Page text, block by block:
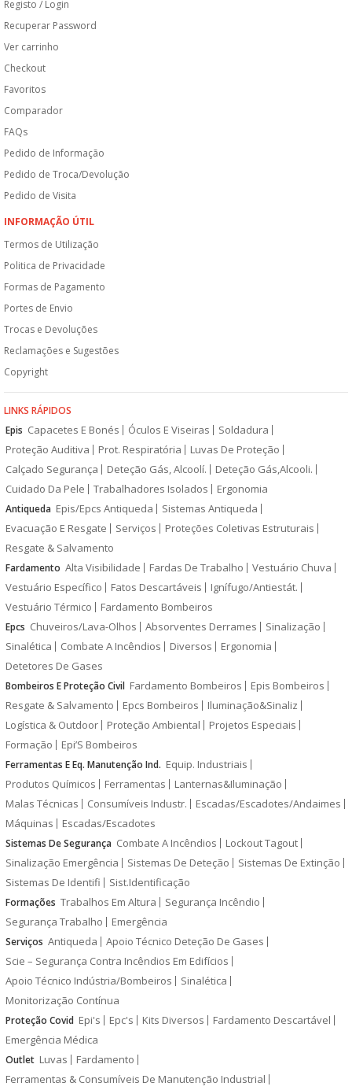
Registo / Login
Recuperar Password
Ver carrinho
Checkout
Favoritos
Comparador
FAQs
Pedido de Informação
Pedido de Troca/Devolução
Pedido de Visita
INFORMAÇÃO ÚTIL
Termos de Utilização
Politica de Privacidade
Formas de Pagamento
Portes de Envio
Trocas e Devoluções
Reclamações e Sugestões
Copyright
LINKS RÁPIDOS
Epis Capacetes E Bonés Óculos E Viseiras
Soldadura
Proteção Auditiva
Prot. Respiratória
Luvas De Proteção
Calçado Segurança
Deteção Gás, Alcoolí.
Deteção Gás,Alcooli.
Cuidado Da Pele
Trabalhadores Isolados Ergonomia
Antiqueda Epis/Epcs Antiqueda
Sistemas Antiqueda
Evacuação E Resgate
Serviços
Proteções Coletivas Estruturais
Resgate & Salvamento
Fardamento Alta Visibilidade Fardas De Trabalho
Vestuário Chuva
Vestuário Específico
Fatos Descartáveis
Ignífugo/Antiestát.
Vestuário Térmico
Fardamento Bombeiros
Epcs Chuveiros/Lava-Olhos Absorventes Derrames
Sinalização
Sinalética
Combate A Incêndios Diversos
Ergonomia
Detetores De Gases
Bombeiros E Proteção Civil Fardamento Bombeiros
Epis Bombeiros
Resgate & Salvamento
Epcs Bombeiros
Iluminação&Sinaliz
Logística & Outdoor
Proteção Ambiental
Projetos Especiais
Formação
Epi’S Bombeiros
Ferramentas E Eq. Manutenção Ind. Equip. Industriais
Produtos Químicos
Ferramentas
Lanternas&Iluminação
Malas Técnicas
Consumíveis Industr.
Escadas/Escadotes/Andaimes
Máquinas
Escadas/Escadotes
Sistemas De Segurança Combate A Incêndios
Lockout Tagout
Sinalização Emergência
Sistemas De Deteção
Sistemas De Extinção
Sistemas De Identifi
Sist.Identificação
Formações Trabalhos Em Altura
Segurança Incêndio
Segurança Trabalho
Emergência
Serviços Antiqueda
Apoio Técnico Deteção De Gases
Scie – Segurança Contra Incêndios Em Edifícios
Apoio Técnico Indústria/Bombeiros
Sinalética
Monitorização Contínua
Proteção Covid Epi's Epc's Kits Diversos
Fardamento Descartável
Emergência Médica
Outlet Luvas
Fardamento
Ferramentas & Consumíveis De Manutenção Industrial